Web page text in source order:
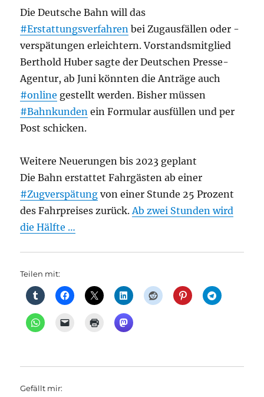
Die Deutsche Bahn will das
#Erstattungsverfahren bei Zugausfällen oder -
verspätungen erleichtern. Vorstandsmitglied
Berthold Huber sagte der Deutschen Presse-
Agentur, ab Juni könnten die Anträge auch
#online gestellt werden. Bisher müssen
#Bahnkunden ein Formular ausfüllen und per
Post schicken.
Weitere Neuerungen bis 2023 geplant
Die Bahn erstattet Fahrgästen ab einer
#Zugverspätung von einer Stunde 25 Prozent
des Fahrpreises zurück.Ab zwei Stunden wird
die Hälfte …
Teilen mit:
Gefällt mir: